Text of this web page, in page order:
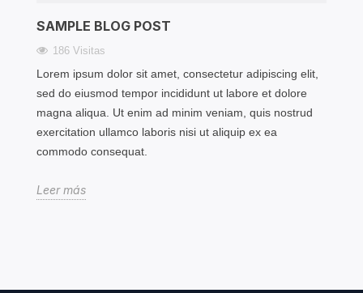
SAMPLE BLOG POST
186 Visitas
Lorem ipsum dolor sit amet, consectetur adipiscing elit,
sed do eiusmod tempor incididunt ut labore et dolore
magna aliqua. Ut enim ad minim veniam, quis nostrud
exercitation ullamco laboris nisi ut aliquip ex ea
commodo consequat.
Leer más